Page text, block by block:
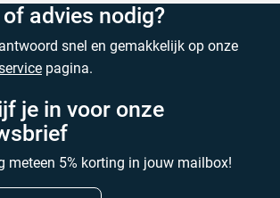
advies nodig?
snel en gemakkelijk op onze
pagina.
je in voor onze
meteen 5% korting in jouw mailbox!